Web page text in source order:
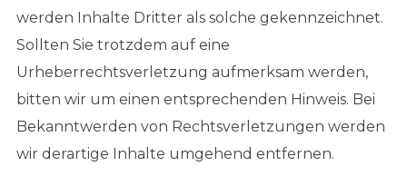
werden Inhalte Dritter als solche gekennzeichnet.
Sollten Sie trotzdem auf eine
Urheberrechtsverletzung aufmerksam werden,
bitten wir um einen entsprechenden Hinweis. Bei
Bekanntwerden von Rechtsverletzungen werden
wir derartige Inhalte umgehend entfernen.